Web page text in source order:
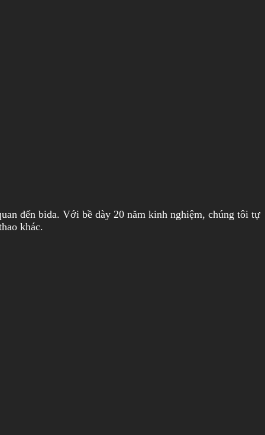
đến bida. Với bề dày 20 năm kinh nghiệm, chúng tôi tự
khác.